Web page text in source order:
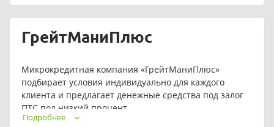
ГрейтМаниПлюс
Микрокредитная компания «ГрейтМаниПлюс»
подбирает условия индивидуально для каждого
клиента и предлагает денежные средства под залог
ПТС под низкий процент.
Подробнее